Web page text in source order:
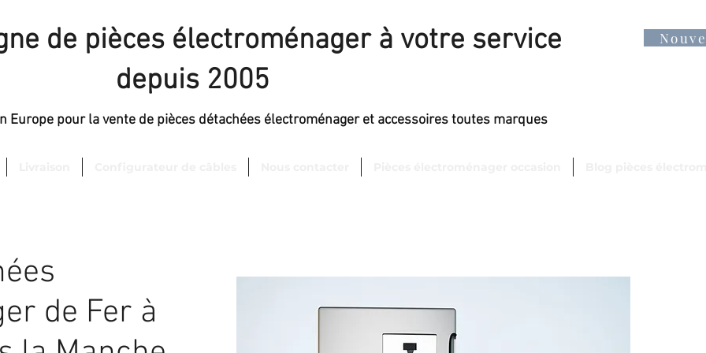
de pièces électroménager à votre service
depuis 2005
Europe pour la vente de pièces détachées électroménager et accessoires toutes marques
de Fer à